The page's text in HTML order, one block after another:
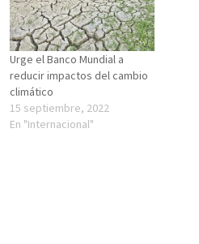
Urge el Banco Mundial a
reducir impactos del cambio
climático
15 septiembre, 2022
En "Internacional"